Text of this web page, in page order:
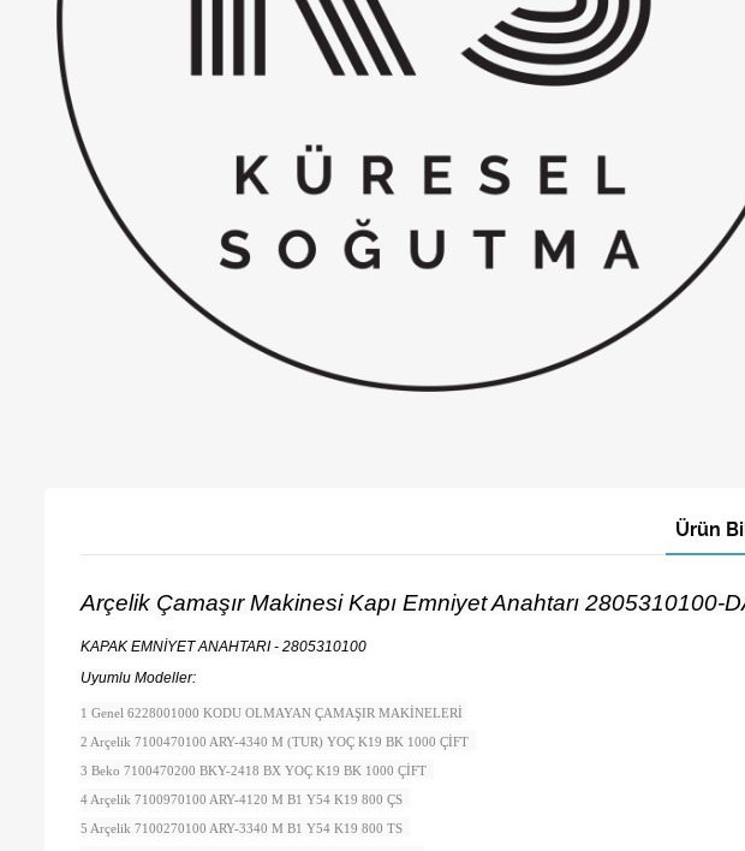
Ürün
Arçelik Çamaşır Makinesi Kapı Emniyet Anahtarı 2805310100-
KAPAK EMNİYET ANAHTARI - 2805310100
Uyumlu Modeller:
1 Genel 6228001000 KODU OLMAYAN ÇAMAŞIR MAKİNELERİ
2 Arçelik 7100470100 ARY-4340 M (TUR) YOÇ K19 BK 1000 ÇİFT
3 Beko 7100470200 BKY-2418 BX YOÇ K19 BK 1000 ÇİFT
4 Arçelik 7100970100 ARY-4120 M B1 Y54 K19 800 ÇS
5 Arçelik 7100270100 ARY-3340 M B1 Y54 K19 800 TS